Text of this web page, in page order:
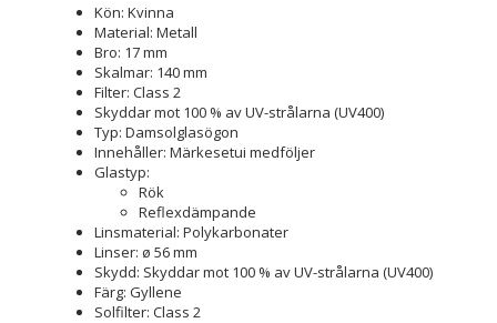
Kön: Kvinna
Material: Metall
Bro: 17 mm
Skalmar: 140 mm
Filter: Class 2
Skyddar mot 100 % av UV-strålarna (UV400)
Typ: Damsolglasögon
Innehåller: Märkesetui medföljer
Glastyp:
Rök
Reflexdämpande
Linsmaterial: Polykarbonater
Linser: ø 56 mm
Skydd: Skyddar mot 100 % av UV-strålarna (UV400)
Färg: Gyllene
Solfilter: Class 2